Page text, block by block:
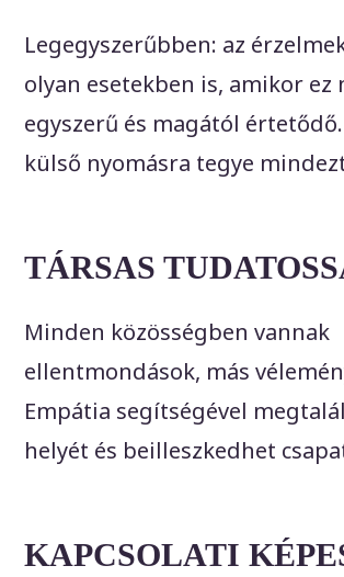
Legegyszerűbben: az
olyan esetekben is, amikor ez
egyszerű és magától értetődő.
külső nyomásra tegye
TÁRSAS
Minden közösségben vannak
ellentmondások, más
Empátia segítségével
helyét és beilleszkedhet
KAPCSOLATI